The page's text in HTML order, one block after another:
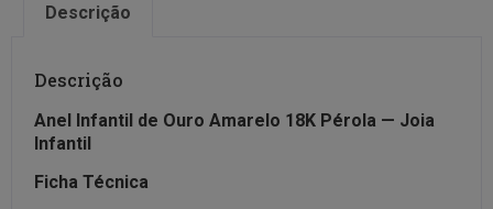
Descrição
Descrição
Anel Infantil de Ouro Amarelo 18K Pérola — Joia
Infantil
Ficha Técnica